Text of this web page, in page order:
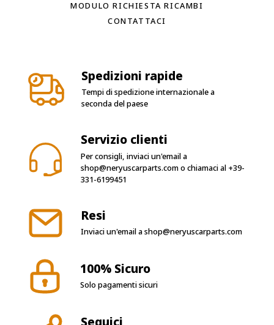
MODULO RICHIESTA RICAMBI
CONTATTACI
Spedizioni rapide
Tempi di spedizione internazionale a
seconda del paese
Servizio clienti
Per consigli, inviaci un'email a
shop@neryuscarparts.como chiamaci al +39-
331-6199451
Resi
Inviaci un'email ashop@neryuscarparts.com
100% Sicuro
Solo pagamenti sicuri